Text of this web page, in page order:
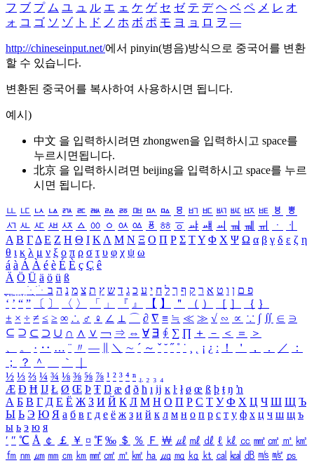
フ ブ プ ム ユ ュ ル エ ェ ケ ゲ セ ゼ テ デ ヘ ベ ペ メ レ オ
ォ コ ゴ ソ ゾ ト ド ノ ホ ボ ポ モ ヨ ョ ロ ヲ ―
http://chineseinput.net/에서 pinyin(병음)방식으로 중국어를 변환
할 수 있습니다.
변환된 중국어를 복사하여 사용하시면 됩니다.
예시)
中文 을 입력하시려면 zhongwen을 입력하시고 space를
누르시면됩니다.
北京 을 입력하시려면 beijing을 입력하시고 space를 누르
시면 됩니다.
ㅥ ㅦ ㅧ ㅨ ㅩ ㅪ ㅫ ㅬ ㅭ ㅮ ㅯ ㅰ ㅱ ㅲ ㅳ ㅴ ㅵ ㅶ ㅷ ㅸ
ㅹ
ㅺ ㅻ ㅼ ㅽ ㅾ ㅿ ㆀ ㆁ ㆂ ㆃ ㆄ ㆅ ㆆ ㆇ ㆈ ㆉ ㆊ ㆋ ㆌ ㆍ
ㆎ
Α Β ΓΔ Ε Ζ Η Θ Ι ΚΛ Μ Ν Ξ Ο Π Ρ Σ ΤΥ Φ Χ Ψ Ω α β γ δ ε ζ η
θ ι κ λ μ ν ξ ο π ρ σ τ υ φ χ ψ ω
á à Á À é è É È ç Ç ê
Ä Ö Ü ä ö ü ß
ִֶֹ ֻּ ׁׂ פ ם ן ו ט א ר ק ף ך ל ח י ע כ ג ד ש ץ ת צ מ נ ה ב
‘ ’ “ ” 〔 〕 〈 〉 「 」 『 』 【 】 ＂ （ ） ［ ］ ｛ ｝
± × ÷ ≠ ≤ ≥ ∞ ∴ ♂ ♀ ∠ ⊥ ⌒ ∂ ∇ ≡ ≒ ≪ ≫ √ ∽ ∝ ∵ ∫ ∬ ∈ ∋
⊆ ⊇ ⊂ ⊃ ∪ ∩ ∧ ∨ ￢ ⇒ ⇔ ∀ ∃ ∮ ∑ ∏ ＋ － ＜ ＝
＞
、
。 · ‥ … ¨ 〃 ― ＼ ∼ ´ ～ ˇ ˘ ˝ ˚ ˙ ¸ ¡ ¿ ː ！ ＇ ， ． ／
：
；
？ ＾ ｀
½ ⅓ ⅔ ¼ ¾ ⅛ ⅜ ⅝ ⅞ ¹ ² ³ ⁴ ⁿ ₁ ₂ ₃ ₄
Æ Ð Ħ Ĳ Ł Ø Œ Þ Ŧ Ŋ æ đ ð ħ ı ĳ ĸ ŀ ł ø œ ß þ ŧ ŋ ŉ
А Б В Г Д Е Ё Ж З И Й К Л М Н О П Р С Т У Ф Х Ц Ч Ш Щ Ъ
Ы Ь Э Ю Я а б в г д е ё ж з и й к л м н о п р с т у ф х ц ч ш щ ъ
ы ь э ю я
′ ″ ℃ Å ￠ ￡ ￥ ¤ ℉ ‰ ＄ ％ Ｆ ￦ ㎕ ㎖ ㎗ ℓ ㎘ ㏄ ㎣ ㎤ ㎥ ㎦
㎙ ㎚ ㎛ ㎜ ㎝ ㎞ ㎟ ㎠ ㎡ ㎢ ㏊ ㎍ ㎎ ㎏ ㏏ ㎈ ㎉ ㏈ ㎧ ㎨ ㎰